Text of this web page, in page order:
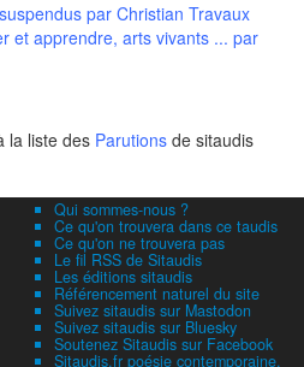
par Christian Travaux
et apprendre, arts vivants ... par
la liste des Parutions de sitaudis
Qui sommes-nous ?
Ce qu'on trouvera dans ce taudis
Ce qu'on ne trouvera pas
Le fil RSS de Sitaudis
Les éditions sitaudis
Référencement naturel du site
Suivez sitaudis sur Mastodon
Suivez sitaudis sur Bluesky
Soutenez Sitaudis sur Facebook
Sitaudis.fr poésie contemporaine,